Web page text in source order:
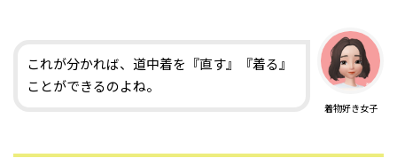
着物好き女子
これが分かれば、道中着を『直す』『着る』
ことができるのよね。